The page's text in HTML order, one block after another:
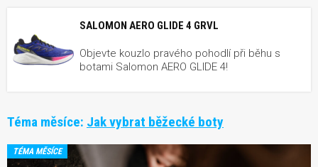
SALOMON AERO GLIDE 4 GRVL
Objevte kouzlo pravého pohodlí při běhu s
botami Salomon AERO GLIDE 4!
Téma měsíce: Jak vybrat běžecké boty
TÉMA MĚSÍCE